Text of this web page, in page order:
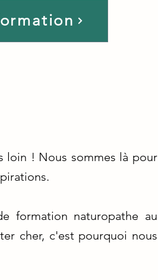
loin ! Nous sommes là pour
formation naturopathe au
cher, c'est pourquoi nous